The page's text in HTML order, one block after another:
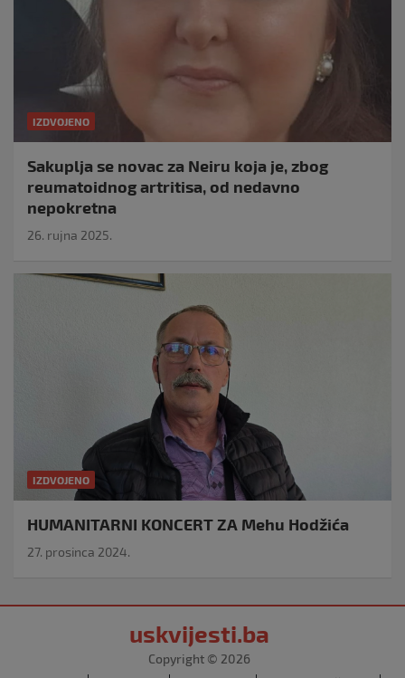
IZDVOJENO
Sakuplja se novac za Neiru koja je, zbog
reumatoidnog artritisa, od nedavno
nepokretna
26. rujna 2025.
IZDVOJENO
HUMANITARNI KONCERT ZA Mehu Hodžića
27. prosinca 2024.
uskvijesti.ba
Copyright © 2026